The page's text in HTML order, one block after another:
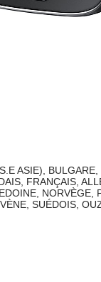
ASIE),
FRANÇAIS,
NORVÈGE,
SUÉDOIS,